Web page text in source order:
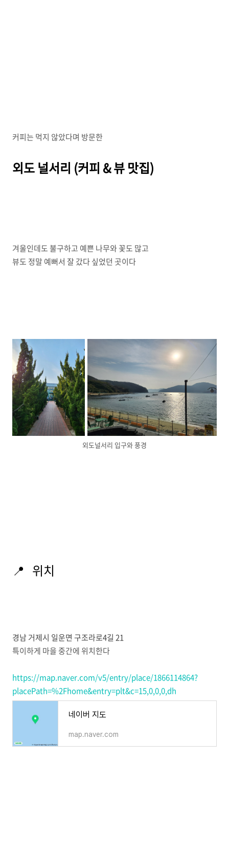
커피는 먹지 않았다며 방문한
외도 널서리 (커피 & 뷰 맛집)
겨울인데도 불구하고 예쁜 나무와 꽃도 많고
뷰도 정말 예뻐서 잘 갔다 싶었던 곳이다
외도널서리 입구와 풍경
📍 위치
경남 거제시 일운면 구조라로4길 21
특이하게 마을 중간에 위치한다
https://map.naver.com/v5/entry/place/1866114864?
placePath=%2Fhome&entry=plt&c=15,0,0,0,dh
네이버 지도
map.naver.com